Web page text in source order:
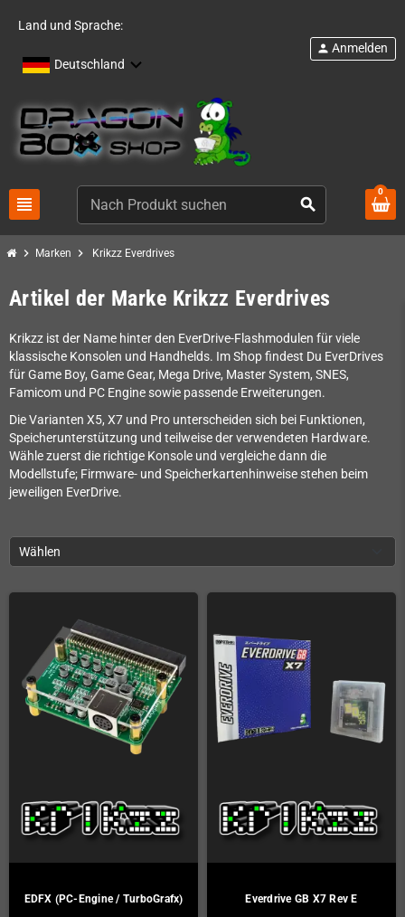
Land und Sprache:
Deutschland
view_headline search
person Anmelden
0
chevron_right Marken chevron_right Krikzz Everdrives
Artikel der Marke Krikzz Everdrives
Krikzz ist der Name hinter den EverDrive-Flashmodulen für viele
klassische Konsolen und Handhelds. Im Shop findest Du EverDrives
für Game Boy, Game Gear, Mega Drive, Master System, SNES,
Famicom und PC Engine sowie passende Erweiterungen.
Die Varianten X5, X7 und Pro unterscheiden sich bei Funktionen,
Speicherunterstützung und teilweise der verwendeten Hardware.
Wähle zuerst die richtige Konsole und vergleiche dann die
Modellstufe; Firmware- und Speicherkartenhinweise stehen beim
jeweiligen EverDrive.
Wählen
EDFX (PC-Engine / TurboGrafx) Everdrive GB X7 Rev E